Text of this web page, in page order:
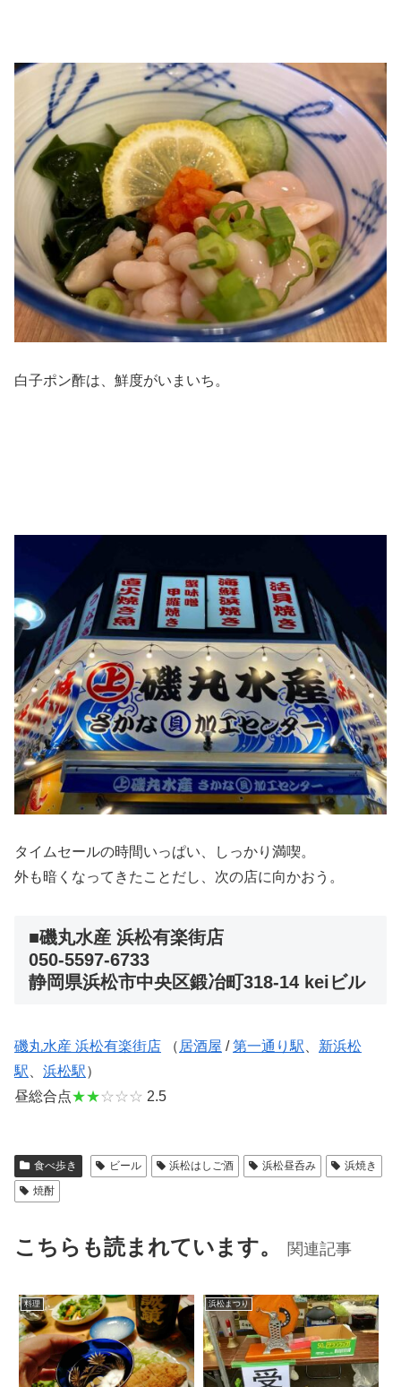
白子ポン酢は、鮮度がいまいち。
タイムセールの時間いっぱい、しっかり満喫。
外も暗くなってきたことだし、次の店に向かおう。
■磯丸水産 浜松有楽街店
050-5597-6733
静岡県浜松市中央区鍛冶町318-14 keiビル
磯丸水産 浜松有楽街店 （ 居酒屋 /第一通り駅
新浜松
駅
浜松駅）
昼総合点★★☆☆☆ 2.5
食べ歩き ビール 浜松はしご酒 浜松昼呑み
浜焼き
焼酎
こちらも読まれています。 関連記事
料理 浜松まつり